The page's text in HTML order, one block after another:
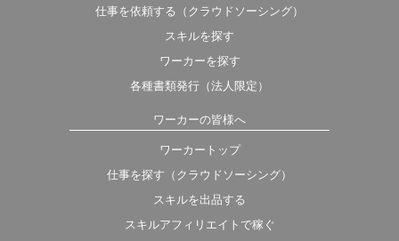
仕事を依頼する（クラウドソーシング）
スキルを探す
ワーカーを探す
各種書類発行（法人限定）
ワーカーの皆様へ
ワーカートップ
仕事を探す（クラウドソーシング）
スキルを出品する
スキルアフィリエイトで稼ぐ